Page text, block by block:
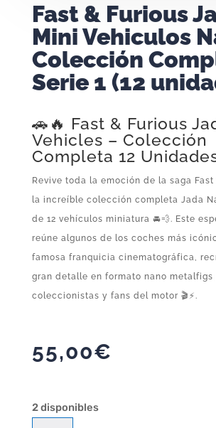
Fast & Furious
Mini Vehiculos
Colección
Serie 1 (12
🚗🔥 Fast & Furious
Vehicles – Colección
Completa 12
Revive toda la emoción de la saga
la increíble colección completa Jada
de 12 vehículos miniatura 🚘💨. Este
reúne algunos de los coches más
famosa franquicia cinematográfica,
gran detalle en formato nano metalfigs
coleccionistas y fans del motor 🎬⚡.
55,00€
2 disponibles